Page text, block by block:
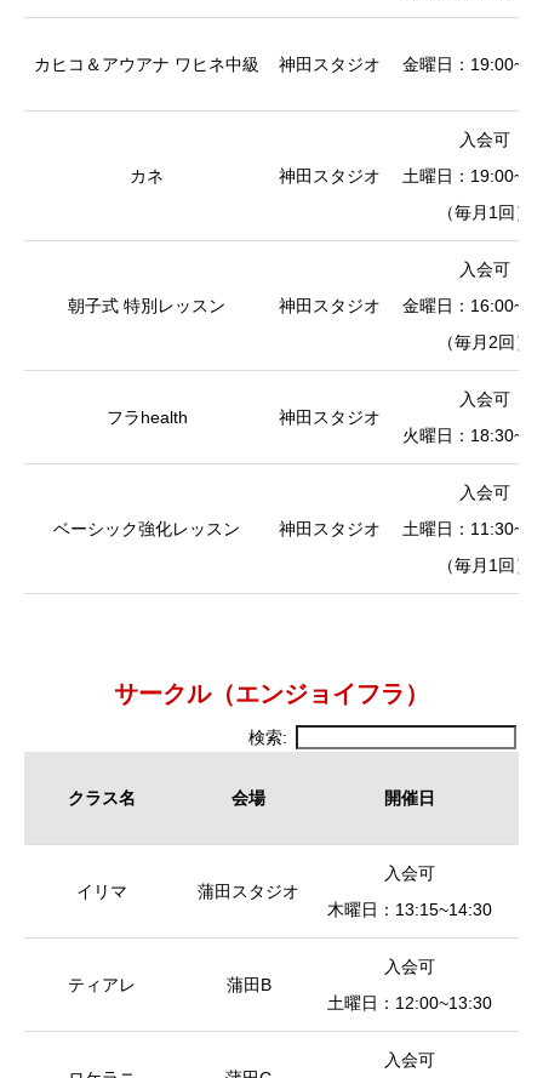
カヒコ＆アウアナ ワヒネ中級 神田スタジオ 金曜日：
カネ 神田スタジオ
入会可
土曜日：
（毎月1回）
朝子式 特別レッスン 神田スタジオ
入会可
金曜日：
（毎月2回）
フラhealth 神田スタジオ
入会可
火曜日：
ベーシック強化レッスン 神田スタジオ
入会可
土曜日：
（毎月1回）
サークル（エンジョイフラ）
検索:
クラス名 会場 開催日
開催日
イリマ 蒲田スタジオ
入会可
木曜日：13:15~14:30
ティアレ 蒲田B
入会可
土曜日：12:00~13:30
入会可